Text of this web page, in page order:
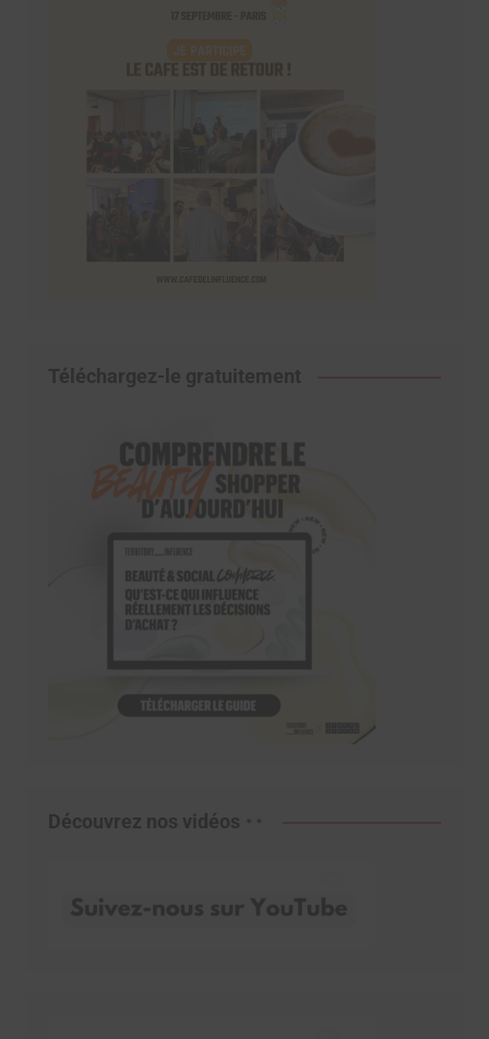
Téléchargez-le gratuitement
Découvrez nos vidéos